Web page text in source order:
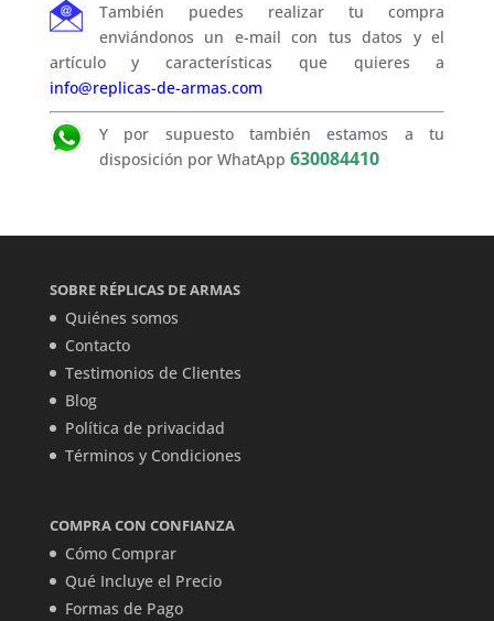
También puedes realizar tu compra
enviándonos un e-mail con tus datos y el
artículo y características que quieres a
info@replicas-de-armas.com
Y por supuesto también estamos a tu
disposición por WhatApp 630084410
SOBRE RÉPLICAS DE ARMAS
Quiénes somos
Contacto
Testimonios de Clientes
Blog
Política de privacidad
Términos y Condiciones
COMPRA CON CONFIANZA
Cómo Comprar
Qué Incluye el Precio
Formas de Pago